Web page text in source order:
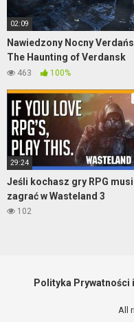
02:09
Nawiedzony Nocny
The Haunting of Verdansk
Warzone
463 100%
29:24
Jeśli kochasz gry RPG
zagrać w Wasteland 3
102
Polityka Prywatności
All